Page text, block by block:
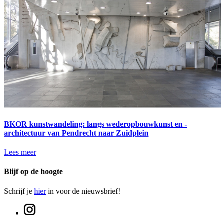
BKOR kunstwandeling: langs wederopbouwkunst en -
architectuur van Pendrecht naar Zuidplein
Lees meer
Blijf op de hoogte
Schrijf je hierin voor de nieuwsbrief!